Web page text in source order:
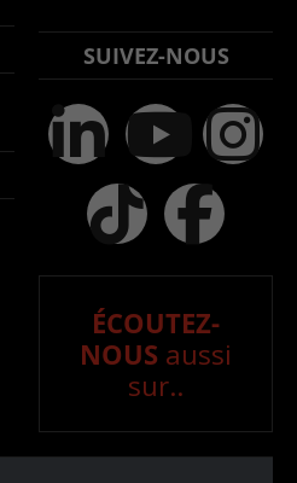
SUIVEZ-NOUS
ÉCOUTEZ-
NOUS aussi
sur..